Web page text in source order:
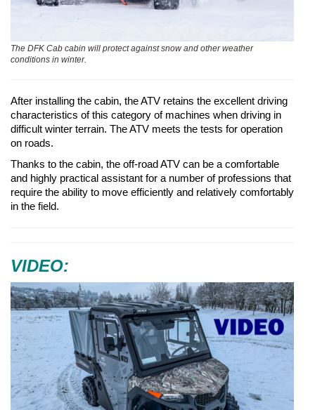
The DFK Cab cabin will protect against snow and other weather
conditions in winter.
After installing the cabin, the ATV retains the excellent driving
characteristics of this category of machines when driving in
difficult winter terrain. The ATV meets the tests for operation
on roads.
Thanks to the cabin, the off-road ATV can be a comfortable
and highly practical assistant for a number of professions that
require the ability to move efficiently and relatively comfortably
in the field.
VIDEO: